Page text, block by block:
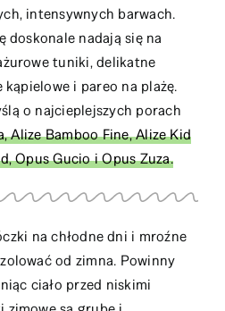
intensywnych barwach.
doskonale nadają się na
tuniki, delikatne
i pareo na plażę.
o najcieplejszych porach
Alize Bamboo Fine, Alize Kid
Opus Gucio i Opus Zuza.
na chłodne dni i mroźne
od zimna. Powinny
ciało przed niskimi